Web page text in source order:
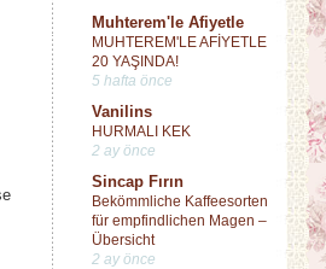
Muhterem'le Afiyetle
MUHTEREM'LE AFİYETLE
20 YAŞINDA!
5 hafta önce
Vanilins
HURMALI KEK
2 ay önce
Sincap Fırın
Bekömmliche Kaffeesorten
für empfindlichen Magen –
Übersicht
2 ay önce